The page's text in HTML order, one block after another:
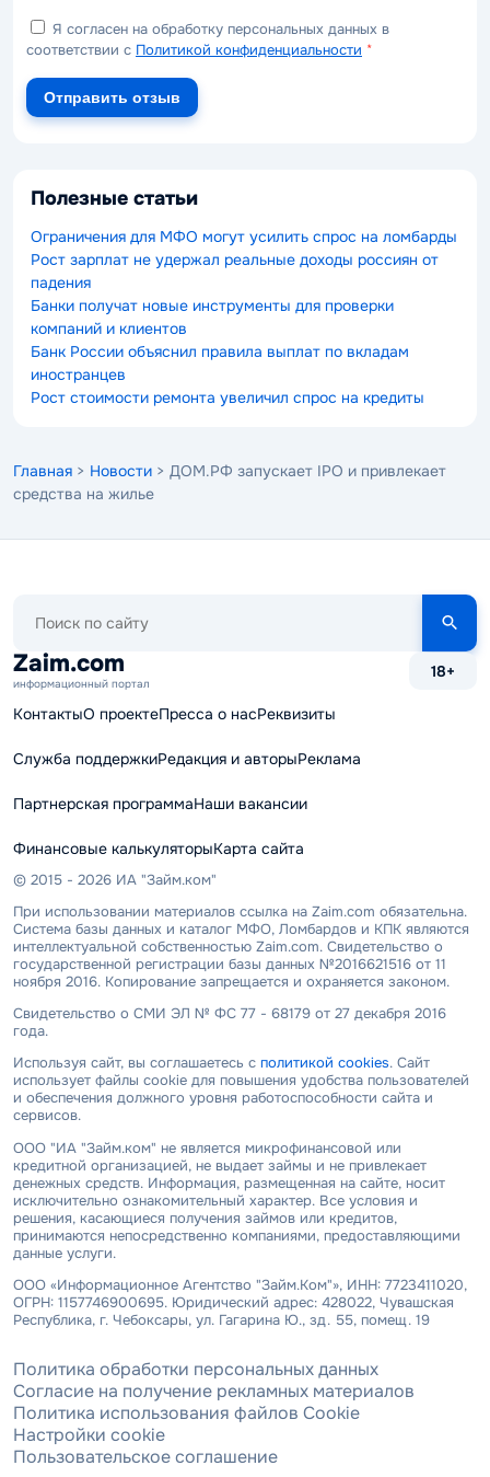
Я согласен на обработку персональных данных в
соответствии с Политикой конфиденциальности *
Отправить отзыв
Полезные статьи
Ограничения для МФО могут усилить спрос на ломбарды
Рост зарплат не удержал реальные доходы россиян от
падения
Банки получат новые инструменты для проверки
компаний и клиентов
Банк России объяснил правила выплат по вкладам
иностранцев
Рост стоимости ремонта увеличил спрос на кредиты
Главная > Новости > ДОМ.РФ запускает IPO и привлекает
средства на жилье
сайту
Zaim.com
информационный портал
18+
КонтактыО проектеПресса о насРеквизиты
Служба поддержкиРедакция и авторыРеклама
Партнерская программаНаши вакансии
Финансовые калькуляторыКарта сайта
© 2015 - 2026 ИА "Займ.ком"
При использовании материалов ссылка на Zaim.com обязательна.
Система базы данных и каталог МФО, Ломбардов и КПК являются
интеллектуальной собственностью Zaim.com. Свидетельство о
государственной регистрации базы данных №2016621516 от 11
ноября 2016. Копирование запрещается и охраняется законом.
Свидетельство о СМИ ЭЛ № ФС 77 - 68179 от 27 декабря 2016
года.
Используя сайт, вы соглашаетесь с политикой cookies. Сайт
использует файлы cookie для повышения удобства пользователей
и обеспечения должного уровня работоспособности сайта и
сервисов.
ООО "ИА "Займ.ком" не является микрофинансовой или
кредитной организацией, не выдает займы и не привлекает
денежных средств. Информация, размещенная на сайте, носит
исключительно ознакомительный характер. Все условия и
решения, касающиеся получения займов или кредитов,
принимаются непосредственно компаниями, предоставляющими
данные услуги.
ООО «Информационное Агентство "Займ.Ком"», ИНН: 7723411020,
ОГРН: 1157746900695. Юридический адрес: 428022, Чувашская
Республика, г. Чебоксары, ул. Гагарина Ю., зд. 55, помещ. 19
Политика обработки персональных данных
Согласие на получение рекламных материалов
Политика использования файлов Cookie
Настройки cookie
Пользовательское соглашение